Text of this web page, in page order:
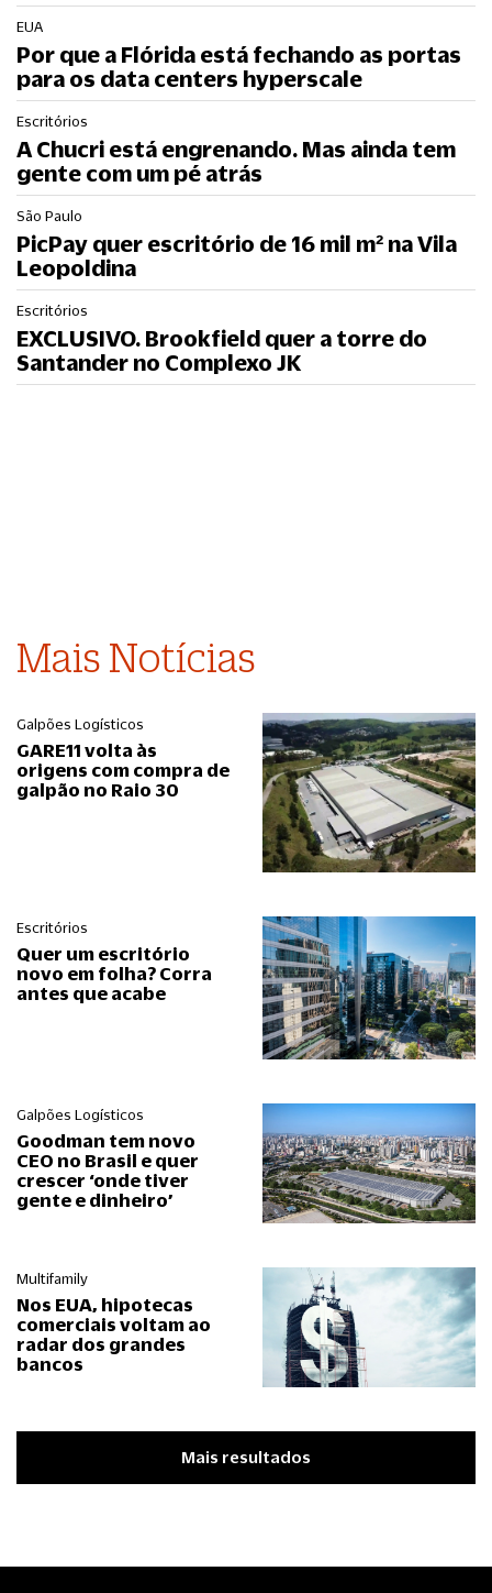
EUA
Por que a Flórida está fechando as portas
para os data centers hyperscale
Escritórios
A Chucri está engrenando. Mas ainda tem
gente com um pé atrás
São Paulo
PicPay quer escritório de 16 mil m² na Vila
Leopoldina
Escritórios
EXCLUSIVO. Brookfield quer a torre do
Santander no Complexo JK
Mais Notícias
Galpões Logísticos
GARE11 volta às
origens com compra de
galpão no Raio 30
Escritórios
Quer um escritório
novo em folha? Corra
antes que acabe
Galpões Logísticos
Goodman tem novo
CEO no Brasil e quer
crescer ‘onde tiver
gente e dinheiro’
Multifamily
Nos EUA, hipotecas
comerciais voltam ao
radar dos grandes
bancos
Mais resultados